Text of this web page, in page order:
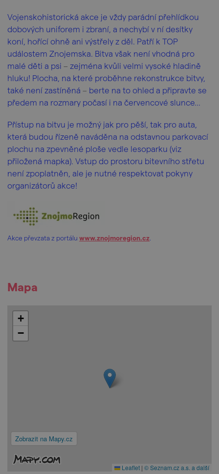
Vojenskohistorická akce je vždy parádní přehlídkou
dobových uniforem i zbraní, a nechybí v ní desítky
koní, hořící ohně ani výstřely z děl. Patří k TOP
událostem Znojemska. Bitva však není vhodná pro
malé děti a psi – zejména kvůli velmi vysoké hladině
hluku! Plocha, na které proběhne rekonstrukce bitvy,
také není zastíněná – berte na to ohled a připravte se
předem na rozmary počasí i na červencové slunce...
Přístup na bitvu je možný jak pro pěší, tak pro auta,
která budou řízeně naváděna na odstavnou parkovací
plochu na zpevněné ploše vedle lesoparku (viz
přiložená mapka). Vstup do prostoru bitevního střetu
není zpoplatněn, ale je nutné respektovat pokyny
organizátorů akce!
Akce převzata z portálu www.znojmoregion.cz
Mapa
Zobrazit na Mapy.cz
+
−
Leaflet | © Seznam.cz a.s. a další